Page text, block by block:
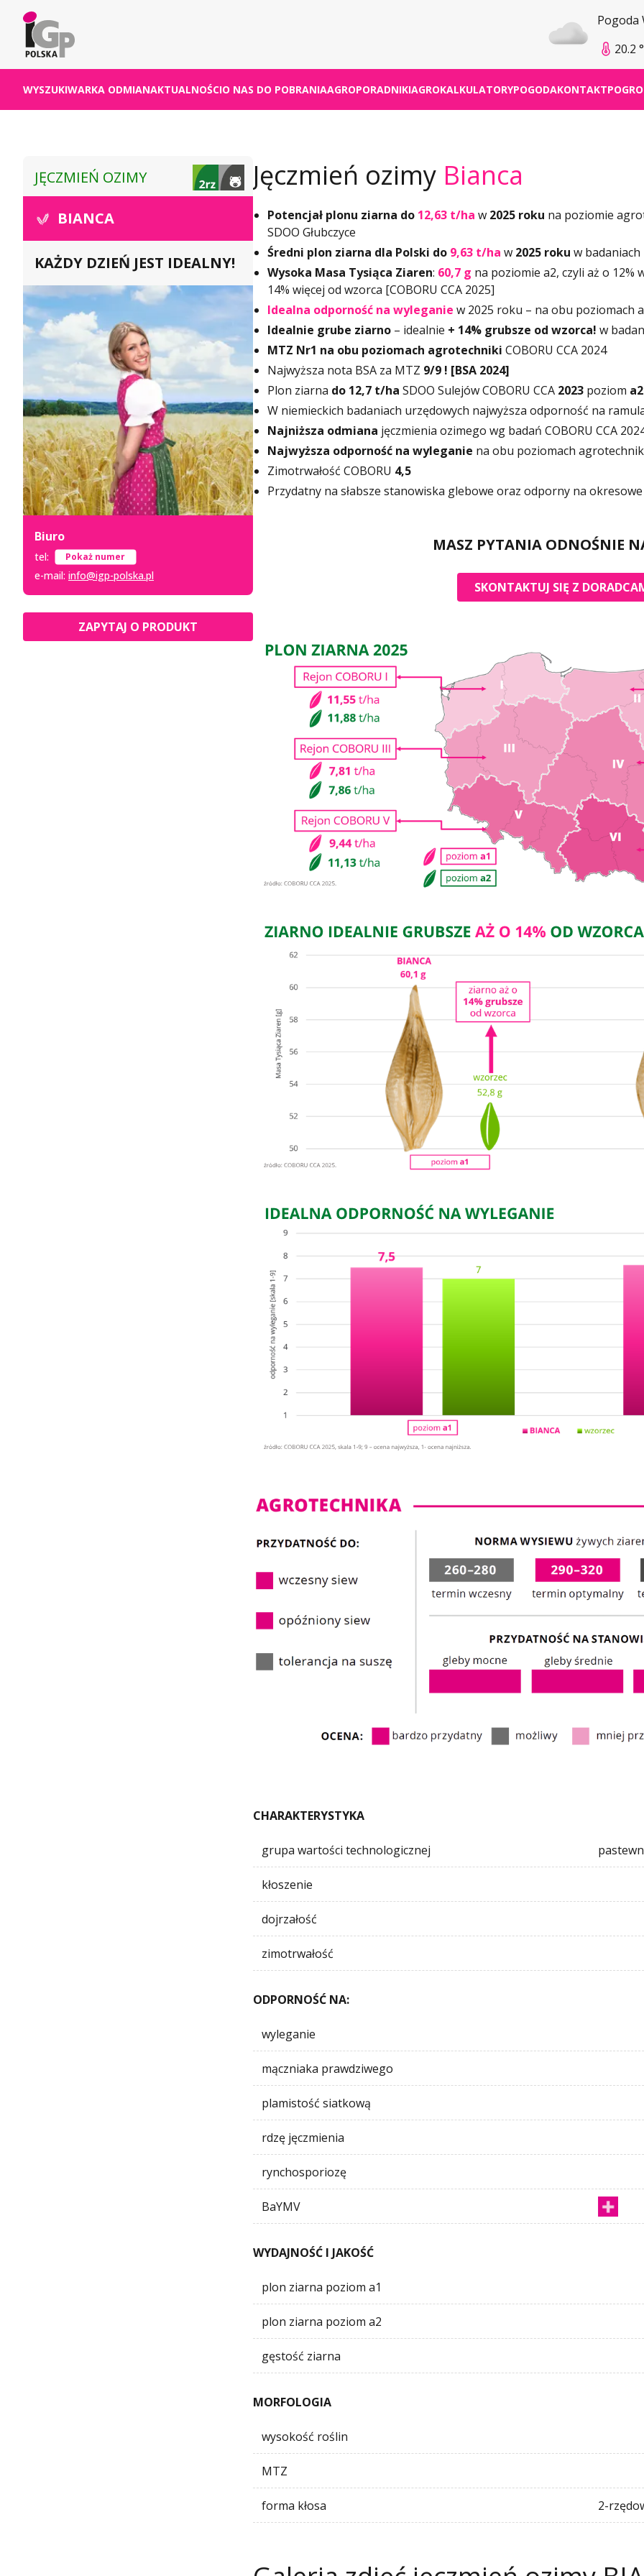
Pogoda
20.2
WYSZUKIWARKA ODMIANAKTUALNOŚCIO NAS DO POBRANIAAGROPORADNIKIAGROKALKULATORYPOGODAKONTAKT
Jęczmień ozimy Bianca
Potencjał plonu ziarna do 12,63 t/ha w 2025 roku na poziomie
SDOO Głubczyce
Średni plon ziarna dla Polski do 9,63 t/ha w 2025 roku w badaniach
Wysoka Masa Tysiąca Ziaren: 60,7 g na poziomie a2, czyli aż o 12%
14% więcej od wzorca [COBORU CCA 2025]
Idealna odporność na wyleganie w 2025 roku – na obu poziomach
Idealnie grube ziarno – idealnie + 14% grubsze od wzorca! w
MTZ Nr1 na obu poziomach agrotechniki COBORU CCA 2024
Najwyższa nota BSA za MTZ 9/9 ! [BSA 2024]
Plon ziarna do 12,7 t/ha SDOO Sulejów COBORU CCA 2023 poziom a2
W niemieckich badaniach urzędowych najwyższa odporność na
Najniższa odmiana jęczmienia ozimego wg badań COBORU CCA
Najwyższa odporność na wyleganie na obu poziomach
Zimotrwałość COBORU 4,5
Przydatny na słabsze stanowiska glebowe oraz odporny na
MASZ PYTANIA ODNOŚNIE
SKONTAKTUJ SIĘ Z
CHARAKTERYSTYKA
grupa wartości technologicznej
kłoszenie
dojrzałość
zimotrwałość
ODPORNOŚĆ NA:
wyleganie
mączniaka prawdziwego
plamistość siatkową
rdzę jęczmienia
rynchosporiozę
BaYMV
WYDAJNOŚĆ I JAKOŚĆ
plon ziarna poziom a1
plon ziarna poziom a2
gęstość ziarna
MORFOLOGIA
wysokość roślin
MTZ
forma kłosa 2-
JĘCZMIEŃ OZIMY
BIANCA
KAŻDY DZIEŃ JEST IDEALNY!
Biuro
tel: +48 52 333 8 007
e-mail: info@igp-polska.pl
ZAPYTAJ O PRODUKT